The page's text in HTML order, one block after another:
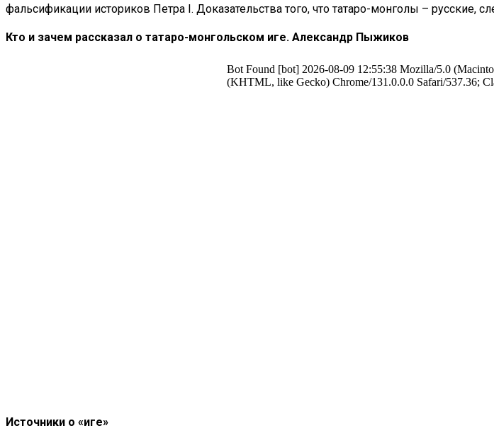
фальсификации историков Петра I. Доказательства того, что татаро-монголы – русские,
Кто и зачем рассказал о татаро-монгольском иге. Александр Пыжиков
Источники о «иге»